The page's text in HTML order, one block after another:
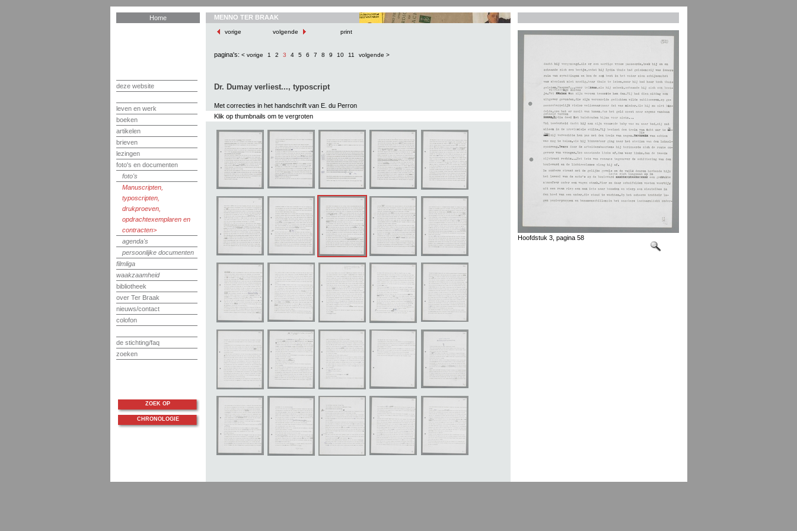
Home
deze website
leven en werk
boeken
artikelen
brieven
lezingen
foto's en documenten
foto's
Manuscripten,
typoscripten,
drukproeven,
opdrachtexemplaren en
contracten
agenda's
persoonlijke documenten
filmliga
waakzaamheid
bibliotheek
over Ter Braak
nieuws/contact
colofon
de stichting/faq
zoeken
MENNO TER BRAAK
vorige volgende print
pagina's: < vorige 1 2 3 4 5 6 7 8 9 10 11 volgende >
Dr. Dumay verliest..., typoscript
Met correcties in het handschrift van E. du Perron
Klik op thumbnails om te vergroten
Hoofdstuk 3, pagina 58
ZOEK OP
CHRONOLOGIE